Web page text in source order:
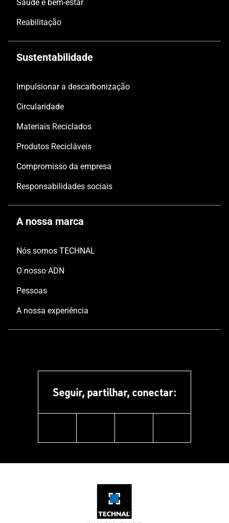
Saúde e bem-estar
Reabilitação
Sustentabilidade
Impulsionar a descarbonização
Circularidade
Materiais Reciclados
Produtos Recicláveis
Compromisso da empresa
Responsabilidades sociais
A nossa marca
Nós somos TECHNAL
O nosso ADN
Pessoas
A nossa experiência
Seguir, partilhar, conectar: